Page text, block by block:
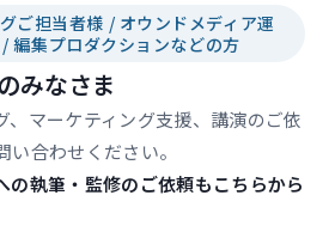
ご担当者様 / オウンドメディア運
編集プロダクションなどの方
みなさま
、マーケティング支援、講演のご依
合わせください。
執筆・監修のご依頼もこちらから